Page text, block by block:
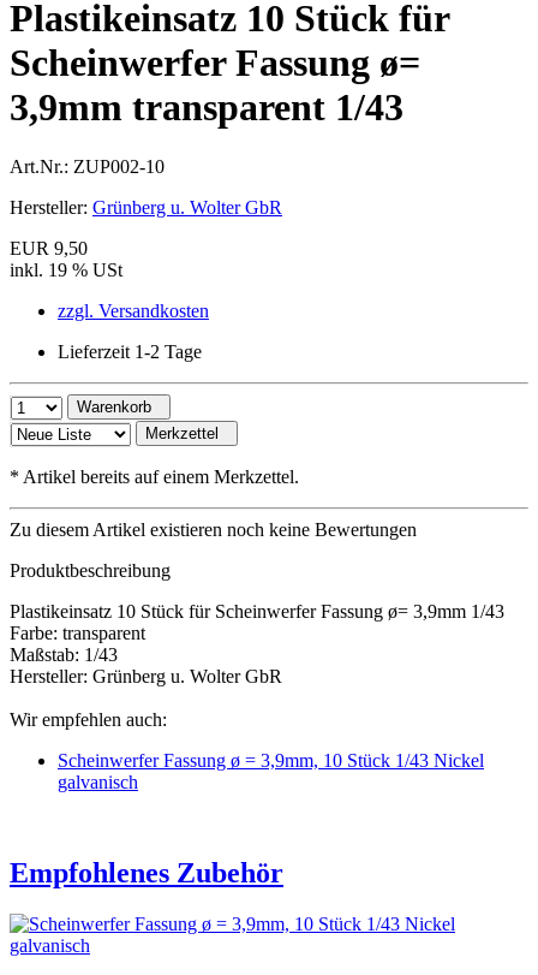
Plastikeinsatz 10 Stück für
Scheinwerfer Fassung ø=
3,9mm transparent 1/43
Art.Nr.: ZUP002-10
Hersteller: Grünberg u. Wolter GbR
EUR 9,50
inkl. 19 % USt
zzgl. Versandkosten
Lieferzeit 1-2 Tage
Warenkorb
Merkzettel
* Artikel bereits auf einem Merkzettel.
Zu diesem Artikel existieren noch keine Bewertungen
Produktbeschreibung
Plastikeinsatz 10 Stück für Scheinwerfer Fassung ø= 3,9mm 1/43
Farbe: transparent
Maßstab: 1/43
Hersteller: Grünberg u. Wolter GbR
Wir empfehlen auch:
Scheinwerfer Fassung ø = 3,9mm, 10 Stück 1/43 Nickel
galvanisch
Empfohlenes Zubehör